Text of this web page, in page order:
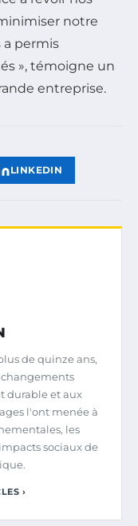
notre
a permis
», témoigne un
entreprise.
LINKEDIN
de quinze ans,
changements
durable et aux
l'ont menée à
les
sociaux de
›